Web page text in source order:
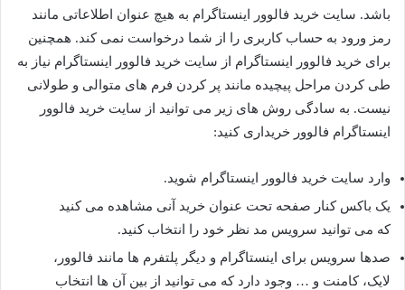
باشد. سایت خرید فالوور اینستاگرام به هیچ عنوان اطلاعاتی مانند
رمز ورود به حساب کاربری را از شما درخواست نمی کند. همچنین
برای خرید فالوور اینستاگرام از سایت خرید فالوور اینستاگرام نیاز به
طی کردن مراحل پیچیده مانند پر کردن فرم های متوالی و طولانی
نیست. به سادگی روش های زیر می توانید از سایت خرید فالوور
اینستاگرام فالوور خریداری کنید:
وارد سایت خرید فالوور اینستاگرام شوید.
یک باکس کنار صفحه تحت عنوان خرید آنی مشاهده می کنید
که می توانید سرویس مد نظر خود را انتخاب کنید.
صدها سرویس برای اینستاگرام و دیگر پلتفرم ها مانند فالوور،
لایک، کامنت و … وجود دارد که می توانید از بین آن ها انتخاب